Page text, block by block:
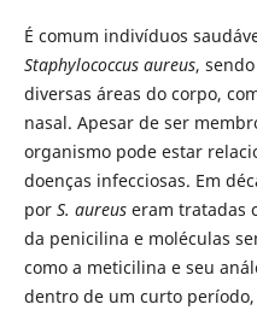
É comum indivíduos
Staphylococcus aureus,
diversas áreas do corpo,
nasal. Apesar de ser
organismo pode estar
doenças infecciosas. Em
por S. aureuseram tratadas
da penicilina e moléculas
como a meticilina e seu
dentro de um curto